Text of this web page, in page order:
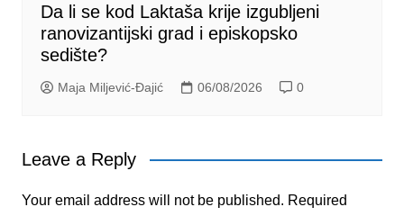
Da li se kod Laktaša krije izgubljeni
ranovizantijski grad i episkopsko
sedište?
Maja Miljević-Đajić 06/08/2026 0
Leave a Reply
Your email address will not be published. Required